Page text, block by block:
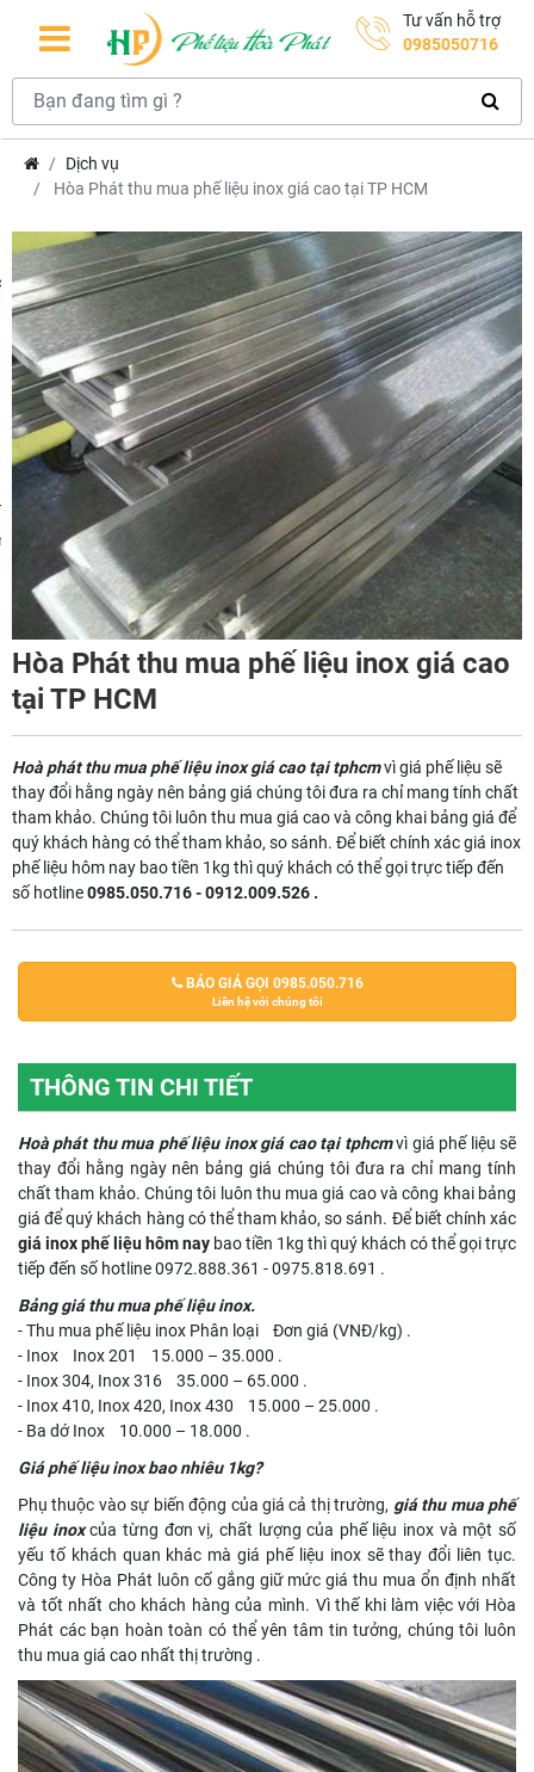
Tư vấn hỗ trợ
0985050716
Dịch vụ
Hòa Phát thu mua phế liệu inox giá cao tại TP HCM
Hòa Phát thu mua phế liệu inox giá cao
tại TP HCM
Hoà phát thu mua phế liệu inox giá cao tại tphcmvì giá phế liệu sẽ
thay đổi hằng ngày nên bảng giá chúng tôi đưa ra chỉ mang tính chất
tham khảo. Chúng tôi luôn thu mua giá cao và công khai bảng giá để
quý khách hàng có thể tham khảo, so sánh. Để biết chính xác giá inox
phế liệu hôm nay bao tiền 1kg thì quý khách có thể gọi trực tiếp đến
số hotline0985.050.716 - 0912.009.526 .
BÁO GIÁ GỌI 0985.050.716
Liên hệ với chúng tôi
THÔNG TIN CHI TIẾT
Hoà phát thu mua phế liệu inox giá cao tại tphcmvì giá phế liệu sẽ
thay đổi hằng ngày nên bảng giá chúng tôi đưa ra chỉ mang tính
chất tham khảo. Chúng tôi luôn thu mua giá cao và công khai bảng
giá để quý khách hàng có thể tham khảo, so sánh. Để biết chính xác
giá inox phế liệu hôm nay bao tiền 1kg thì quý khách có thể gọi trực
tiếp đến số hotline 0972.888.361 - 0975.818.691 .
Bảng giá thu mua phế liệu inox.
- Thu mua phế liệu inox Phân loại Đơn giá (VNĐ/kg) .
- Inox Inox 201 15.000 – 35.000 .
- Inox 304, Inox 316 35.000 – 65.000 .
- Inox 410, Inox 420, Inox 430 15.000 – 25.000 .
- Ba dớ Inox 10.000 – 18.000 .
Giá phế liệu inox bao nhiêu 1kg?
Phụ thuộc vào sự biến động của giá cả thị trường, giá thu mua phế
liệu inoxcủa từng đơn vị, chất lượng của phế liệu inox và một số
yếu tố khách quan khác mà giá phế liệu inox sẽ thay đổi liên tục.
Công ty Hòa Phát luôn cố gắng giữ mức giá thu mua ổn định nhất
và tốt nhất cho khách hàng của mình. Vì thế khi làm việc với Hòa
Phát các bạn hoàn toàn có thể yên tâm tin tưởng, chúng tôi luôn
thu mua giá cao nhất thị trường .